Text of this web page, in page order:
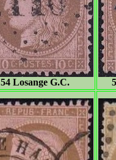
54 Losange G.C.